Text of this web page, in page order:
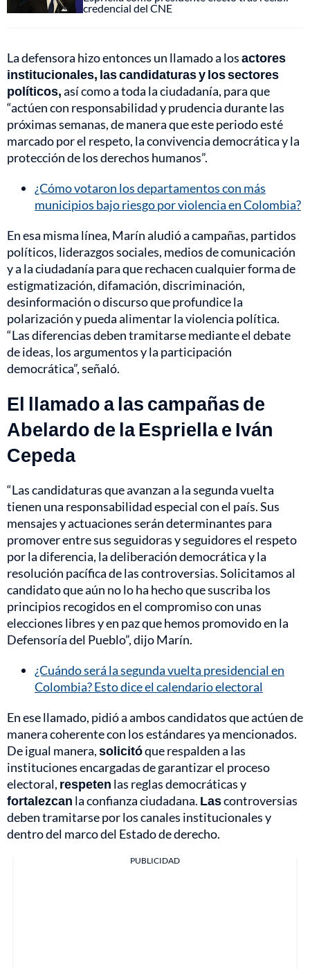
credencial del CNE
La defensora hizo entonces un llamado a losactores
institucionales, las candidaturas y los sectores
políticos,así como a toda la ciudadanía, para que
“actúen con responsabilidad y prudencia durante las
próximas semanas, de manera que este periodo esté
marcado por el respeto, la convivencia democrática y la
protección de los derechos humanos”.
¿Cómo votaron los departamentos con más
municipios bajo riesgo por violencia en Colombia?
En esa misma línea, Marín aludió a campañas, partidos
políticos, liderazgos sociales, medios de comunicación
y a la ciudadanía para que rechacen cualquier forma de
estigmatización, difamación, discriminación,
desinformación o discurso que profundice la
polarización y pueda alimentar la violencia política.
“Las diferencias deben tramitarse mediante el debate
de ideas, los argumentos y la participación
democrática”, señaló.
El llamado a las campañas de
Abelardo de la Espriella e Iván
Cepeda
“Las candidaturas que avanzan a la segunda vuelta
tienen una responsabilidad especial con el país. Sus
mensajes y actuaciones serán determinantes para
promover entre sus seguidoras y seguidores el respeto
por la diferencia, la deliberación democrática y la
resolución pacífica de las controversias. Solicitamos al
candidato que aún no lo ha hecho que suscriba los
principios recogidos en el compromiso con unas
elecciones libres y en paz que hemos promovido en la
Defensoría del Pueblo”, dijo Marín.
¿Cuándo será la segunda vuelta presidencial en
Colombia? Esto dice el calendario electoral
En ese llamado, pidió a ambos candidatos que actúen de
manera coherente con los estándares ya mencionados.
De igual manera,solicitóque respalden a las
instituciones encargadas de garantizar el proceso
electoral, respeten las reglas democráticas y
fortalezcan la confianza ciudadana. Lascontroversias
deben tramitarse por los canales institucionales y
dentro del marco del Estado de derecho.
PUBLICIDAD